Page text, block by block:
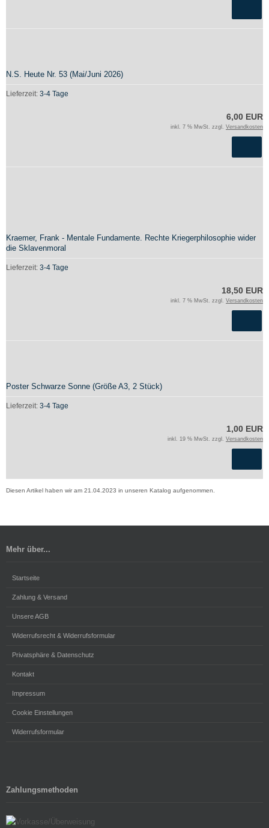
N.S. Heute Nr. 53 (Mai/Juni 2026)
Lieferzeit: 3-4 Tage
6,00 EUR
inkl. 7 % MwSt. zzgl. Versandkosten
Kraemer, Frank - Mentale Fundamente. Rechte Kriegerphilosophie wider
die Sklavenmoral
Lieferzeit: 3-4 Tage
18,50 EUR
inkl. 7 % MwSt. zzgl. Versandkosten
Poster Schwarze Sonne (Größe A3, 2 Stück)
Lieferzeit: 3-4 Tage
1,00 EUR
inkl. 19 % MwSt. zzgl. Versandkosten
Diesen Artikel haben wir am 21.04.2023 in unseren Katalog aufgenommen.
Mehr über...
Startseite
Zahlung & Versand
Unsere AGB
Widerrufsrecht & Widerrufsformular
Privatsphäre & Datenschutz
Kontakt
Impressum
Cookie Einstellungen
Widerrufsformular
Zahlungsmethoden